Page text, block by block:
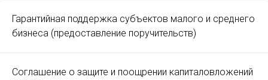
Гарантийная поддержка субъектов малого и среднего
бизнеса (предоставление поручительств)
Соглашение о защите и поощрении капиталовложений